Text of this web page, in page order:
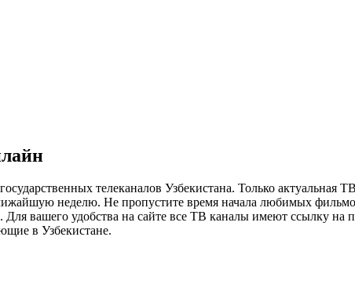
телеканалов Узбекистана. Только актуальная
неделю. Не пропустите время начала любимых
вашего удобства на сайте все ТВ каналы имеют ссылку на
в Узбекистане.